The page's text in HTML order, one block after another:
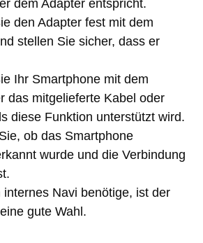
dem Adapter entspricht.
den Adapter fest mit dem
stellen Sie sicher, dass er
Ihr Smartphone mit dem
das mitgelieferte Kabel oder
diese Funktion unterstützt wird.
ob das Smartphone
wurde und die Verbindung
internes Navi benötige, ist der
eine gute Wahl.